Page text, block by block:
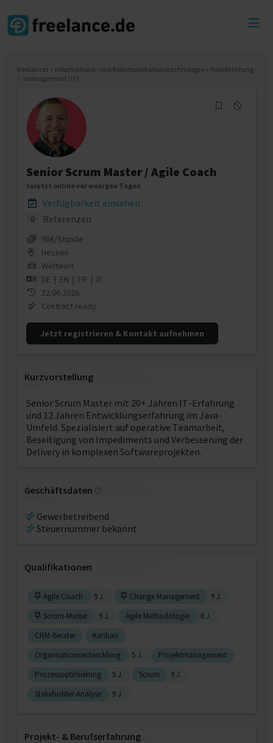
freelancer » Informations- und Kommunikationstechnologie » Projektleitung
/ -management (IT)
Senior Scrum Master / Agile Coach
zuletzt online vor wenigen Tagen
Verfügbarkeit einsehen
0 Referenzen
98€/Stunde
Hessen
Weltweit
DE | EN | FR | IT
22.06.2026
Contract ready
Jetzt registrieren & Kontakt aufnehmen
Kurzvorstellung
Senior Scrum Master mit 20+ Jahren IT-Erfahrung
und 12 Jahren Entwicklungserfahrung im Java-
Umfeld. Spezialisiert auf operative Teamarbeit,
Beseitigung von Impediments und Verbesserung der
Delivery in komplexen Softwareprojekten.
Geschäftsdaten
Gewerbetreibend
Steuernummer bekannt
Qualifikationen
Agile Coach 9 J. Change Management
9 J.
Scrum-Master
9 J. Agile Methodologie
6 J.
CRM-Berater
Kanban
Organisationsentwicklung
5 J.
Projektmanagement
Prozessoptimierung
5 J. Scrum
9 J.
Stakeholder-Analyse
9 J.
Projekt‐ & Berufserfahrung